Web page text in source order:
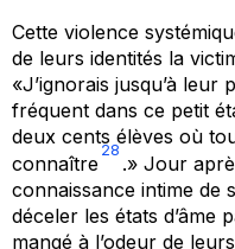
Cette violence
de leurs identités la
«J’ignorais jusqu’à leur
fréquent dans ce petit
deux cents élèves où
connaître
28
.» Jour
connaissance intime de
déceler les états d’âme
mangé à l’odeur de